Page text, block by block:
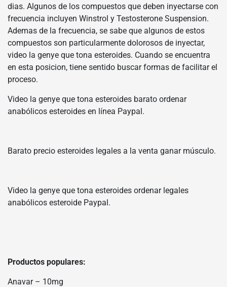
dias. Algunos de los compuestos que deben inyectarse con
frecuencia incluyen Winstrol y Testosterone Suspension.
Ademas de la frecuencia, se sabe que algunos de estos
compuestos son particularmente dolorosos de inyectar,
video la genye que tona esteroides. Cuando se encuentra
en esta posicion, tiene sentido buscar formas de facilitar el
proceso.
Video la genye que tona esteroides barato ordenar
anabólicos esteroides en línea Paypal.
Barato precio esteroides legales a la venta ganar músculo.
Video la genye que tona esteroides ordenar legales
anabólicos esteroide Paypal.
Productos populares:
Anavar – 10mg